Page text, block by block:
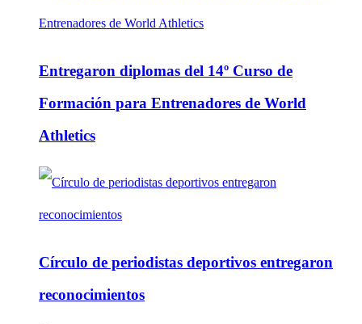
Entregaron diplomas del 14º Curso de
Formación para Entrenadores de World
Athletics
Círculo de periodistas deportivos entregaron
reconocimientos